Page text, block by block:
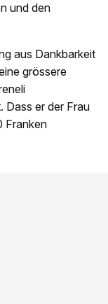
und den
aus Dankbarkeit
grössere
Dass er der Frau
Franken